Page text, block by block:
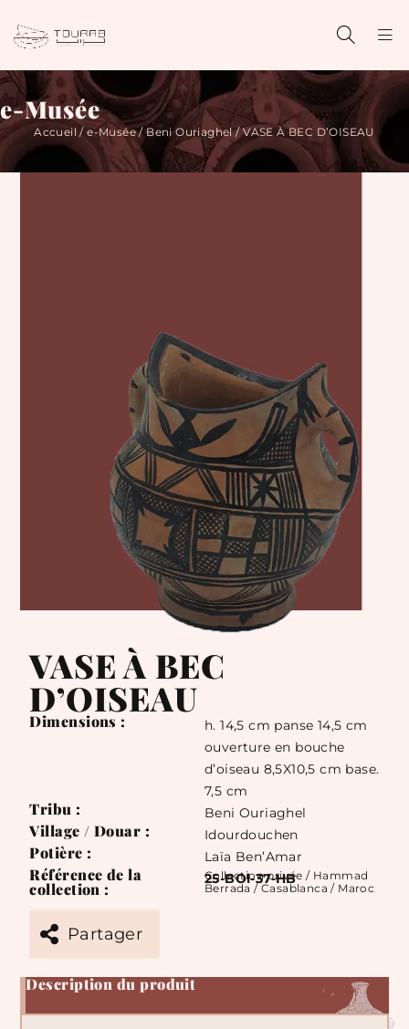
e-Musée
Accueil /e-Musée/Beni Ouriaghel/ VASE À BEC D’OISEAU
VASE À BEC
D’OISEAU
Dimensions :
h. 14,5 cm panse 14,5 cm
ouverture en bouche
d’oiseau 8,5X10,5 cm base.
7,5 cm
Tribu : Beni Ouriaghel
Village / Douar : Idourdouchen
Potière : Laïa Ben’Amar
Référence de la
collection :
25-BOl-37-HB
Collection privée / Hammad
Berrada / Casablanca / Maroc
Partager
Description du produit